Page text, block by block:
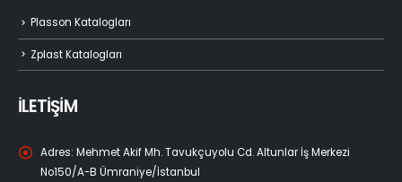
Plasson Katalogları
Zplast Katalogları
İLETİŞİM
Adres: Mehmet Akif Mh. Tavukçuyolu Cd. Altunlar İş Merkezi
No150/A-B Ümraniye/İstanbul